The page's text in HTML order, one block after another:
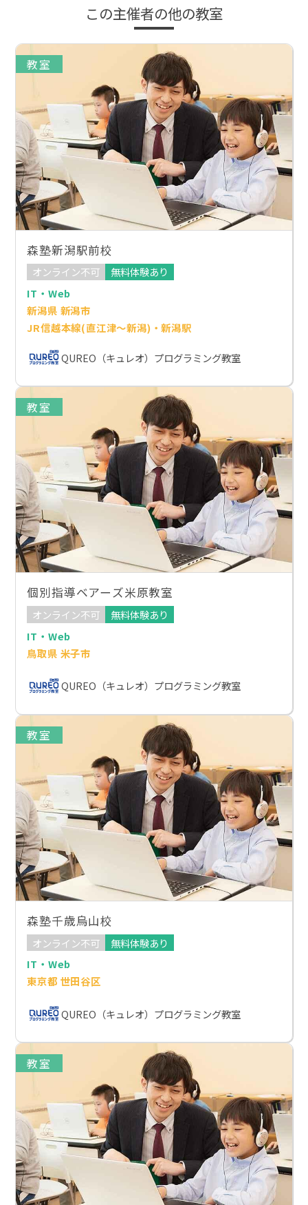
この主催者の他の教室
教室
森塾新潟駅前校
オンライン不可
無料体験あり
IT・Web
新潟県 新潟市
JR信越本線(直江津～新潟)・新潟駅
QUREO（キュレオ）プログラミング教室
教室
個別指導ベアーズ米原教室
オンライン不可
無料体験あり
IT・Web
鳥取県 米子市
QUREO（キュレオ）プログラミング教室
教室
森塾千歳烏山校
オンライン不可
無料体験あり
IT・Web
東京都 世田谷区
QUREO（キュレオ）プログラミング教室
教室